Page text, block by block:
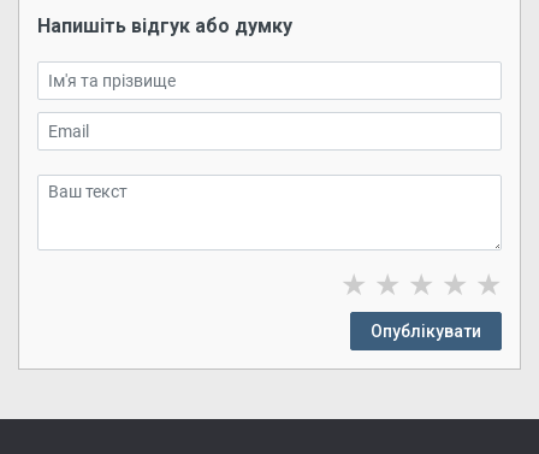
Напишіть відгук або думку
★ ★ ★ ★ ★
Опублікувати